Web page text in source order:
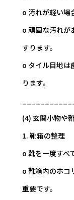
o 汚れが軽い場
o 頑固な汚れが
すります。
o タイル目地は
ります。
(4) 玄関小物や
1. 靴箱の整理
o 靴を一度すべ
o 靴箱内のホコ
重要です。